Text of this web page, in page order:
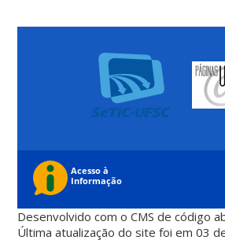
Desenvolvido com o CMS de código
Última atualização do site foi em 03